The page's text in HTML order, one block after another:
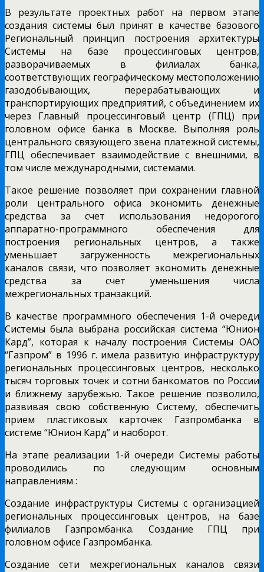
В результате проектных работ на первом этапе
создания системы был принят в качестве базового
Региональный принцип построения архитектуры
Системы на базе процессинговых центров,
разворачиваемых в филиалах банка,
соответствующих географическому местоположению
газодобывающих, перерабатывающих и
транспортирующих предприятий, с объединением их
через Главный процессинговый центр (ГПЦ) при
головном офисе банка в Москве. Выполняя роль
центрального связующего звена платежной системы,
ГПЦ обеспечивает взаимодействие с внешними, в
том числе международными, системами.
Такое решение позволяет при сохранении главной
роли центрального офиса экономить денежные
средства за счет использования недорогого
аппаратно-программного обеспечения для
построения региональных центров, а также
уменьшает загруженность межрегиональных
каналов связи, что позволяет экономить денежные
средства за счет уменьшения числа
межрегиональных транзакций.
В качестве программного обеспечения 1-й очереди
Системы была выбрана российская система “Юнион
Кард”, которая к началу построения Системы ОАО
“Газпром” в 1996 г. имела развитую инфраструктуру
региональных процессинговых центров, несколько
тысяч торговых точек и сотни банкоматов по России
и ближнему зарубежью. Такое решение позволило,
развивая свою собственную Систему, обеспечить
прием пластиковых карточек Газпромбанка в
системе “Юнион Кард” и наоборот.
На этапе реализации 1-й очереди Системы работы
проводились по следующим основным
направлениям :
Создание инфраструктуры Системы с организацией
региональных процессинговых центров, на базе
филиалов Газпромбанка. Создание ГПЦ при
головном офисе Газпромбанка.
Создание сети межрегиональных каналов связи